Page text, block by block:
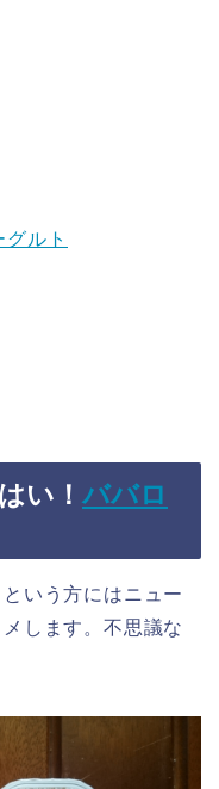
ルト
い！ ババロ
いう方にはニュー
します。不思議な